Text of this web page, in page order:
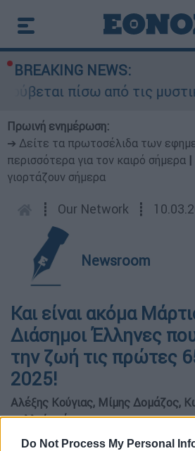
Do Not Process My Personal
BREAKING NEWS:
πίσω από τις
Πρωινή ενημέρωση:
➔ Δείτε τα πρωτοσέλιδα των
περισσότερα για τον καιρό σήμερα
γιορτάζουν σήμερα
┋ Our Network ┋
Newsroom
Και είναι ακόμα
Διάσημοι Έλληνες
την ζωή τις πρώτες
2025!
Αλέξης Κούγιας, Μίμης Δομάζος,
πολλοί ακόμα….